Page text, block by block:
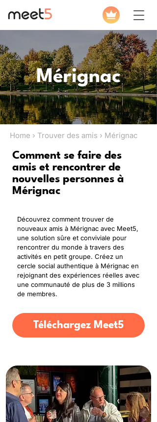
Mérignac
Home › Trouver des amis › Mérignac
Comment se faire des
amis et rencontrer de
nouvelles personnes à
Mérignac
Découvrez comment trouver de
nouveaux amis à Mérignac avec Meet5,
une solution sûre et conviviale pour
rencontrer du monde à travers des
activités en petit groupe. Créez un
cercle social authentique à Mérignac en
rejoignant des expériences réelles avec
une communauté de plus de 3 millions
de membres.
Téléchargez Meet5